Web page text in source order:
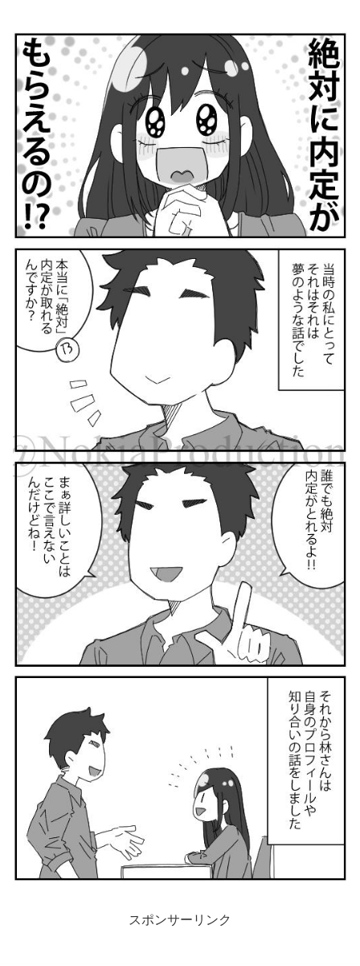
スポンサーリンク